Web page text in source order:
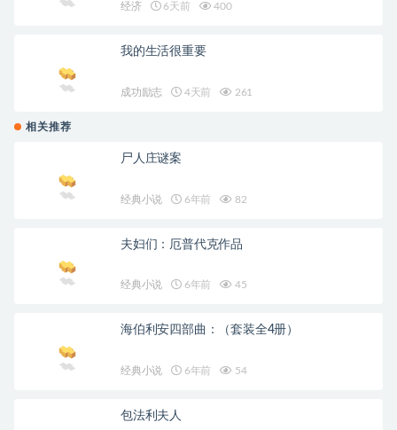
经济 6天前 400
我的生活很重要
成功励志 4天前 261
相关推荐
尸人庄谜案
经典小说 6年前 82
夫妇们：厄普代克作品
经典小说 6年前 45
海伯利安四部曲：（套装全4册）
经典小说 6年前 54
包法利夫人